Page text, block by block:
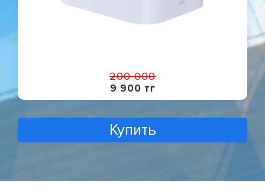
200 000
9 900 тг
Купить